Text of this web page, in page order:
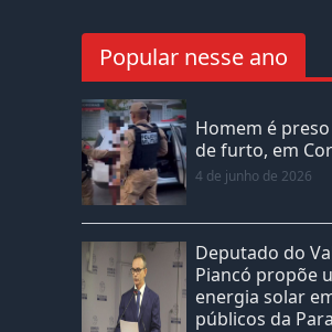
Popular nesse ano
Homem é
de furto, em
4 de junho de 2026
Deputado do
Piancó propõe
energia solar
públicos da